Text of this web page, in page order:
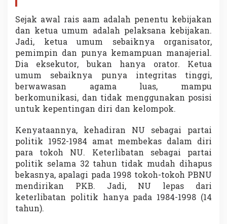
Sejak awal rais aam adalah penentu kebijakan
dan ketua umum adalah pelaksana kebijakan.
Jadi, ketua umum sebaiknya organisator,
pemimpin dan punya kemampuan manajerial.
Dia eksekutor, bukan hanya orator. Ketua
umum sebaiknya punya integritas tinggi,
berwawasan agama luas, mampu
berkomunikasi, dan tidak menggunakan posisi
untuk kepentingan diri dan kelompok.
Kenyataannya, kehadiran NU sebagai partai
politik 1952-1984 amat membekas dalam diri
para tokoh NU. Keterlibatan sebagai partai
politik selama 32 tahun tidak mudah dihapus
bekasnya, apalagi pada 1998 tokoh-tokoh PBNU
mendirikan PKB. Jadi, NU lepas dari
keterlibatan politik hanya pada 1984-1998 (14
tahun).